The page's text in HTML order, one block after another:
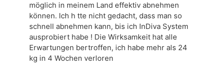
möglich in meinem Land effektiv abnehmen
können. Ich h tte nicht gedacht, dass man so
schnell abnehmen kann, bis ich InDiva System
ausprobiert habe ! Die Wirksamkeit hat alle
Erwartungen bertroffen, ich habe mehr als 24
kg in 4 Wochen verloren